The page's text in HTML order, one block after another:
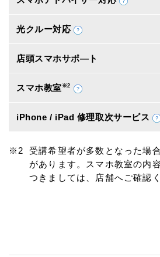
光クルー対応
店頭スマホサポ―ト
スマホ教室 ※2
iPhone / iPad 修理取次サービス
受講希望者が多数となった場
があります。スマホ教室の内
つきましては、店舗へご確認